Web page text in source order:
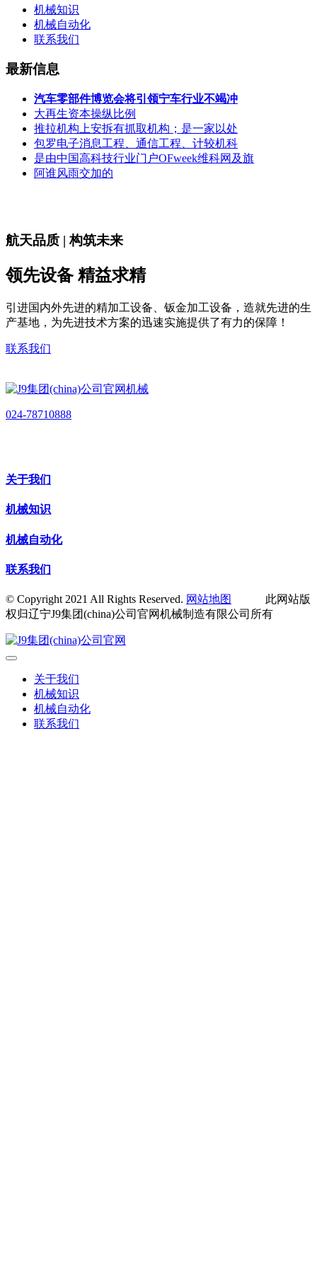
机械知识
机械自动化
联系我们
最新信息
汽车零部件博览会将引领宁车行业不竭冲
大再生资本操纵比例
推拉机构上安拆有抓取机构；是一家以处
包罗电子消息工程、通信工程、计较机科
是由中国高科技行业门户OFweek维科网及旗
阿谁风雨交加的
航天品质 | 构筑未来
领先设备 精益求精
引进国内外先进的精加工设备、钣金加工设备，造就先进的生
产基地，为先进技术方案的迅速实施提供了有力的保障！
联系我们
024-78710888
关于我们
机械知识
机械自动化
联系我们
© Copyright 2021 All Rights Reserved. 网站地图
此网站版
权归辽宁J9集团(china)公司官网机械制造有限公司所有
关于我们
机械知识
机械自动化
联系我们